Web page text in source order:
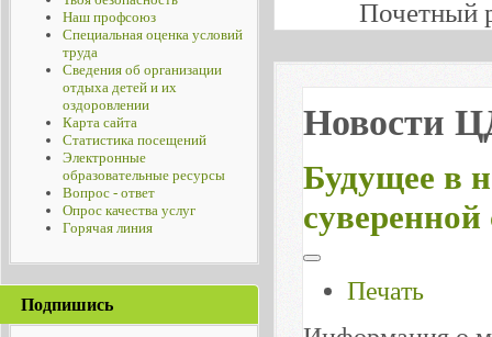
Наш профсоюз
Специальная оценка условий
труда
Сведения об организации
отдыха детей и их
оздоровлении
Карта сайта
Статистика посещений
Электронные
образовательные ресурсы
Вопрос - ответ
Опрос качества услуг
Горячая линия
Подпишись
Почетный
Новости
Будущее в
Печать